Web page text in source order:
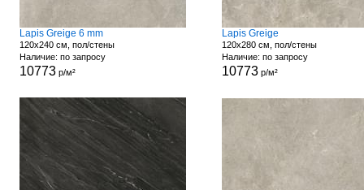
Lapis Greige 6 mm
120x240 см, пол/стены
Наличие: по запросу
10773р/м²
Lapis Greige
120x280 см, пол/стены
Наличие: по запросу
10773р/м²